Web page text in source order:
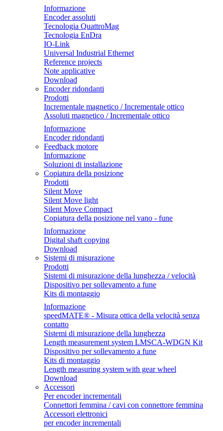
Informazione
Encoder assoluti
Tecnologia QuattroMag
Tecnologia EnDra
IO-Link
Universal Industrial Ethernet
Reference projects
Note applicative
Download
Encoder ridondanti
Prodotti
Incrementale magnetico / Incrementale ottico
Assoluti magnetico / Incrementale ottico
Informazione
Encoder ridondanti
Feedback motore
Informazione
Soluzioni di installazione
Copiatura della posizione
Prodotti
Silent Move
Silent Move light
Silent Move Compact
Copiatura della posizione nel vano - fune
Informazione
Digital shaft copying
Download
Sistemi di misurazione
Prodotti
Sistemi di misurazione della lunghezza / velocità
Dispositivo per sollevamento a fune
Kits di montaggio
Informazione
speedMATE® - Misura ottica della velocità senza
contatto
Sistemi di misurazione della lunghezza
Length measurement system LMSCA-WDGN Kit
Dispositivo per sollevamento a fune
Kits di montaggio
Length measuring system with gear wheel
Download
Accessori
Per encoder incrementali
Connettori femmina / cavi con connettore femmina
Accessori elettronici
per encoder incrementali